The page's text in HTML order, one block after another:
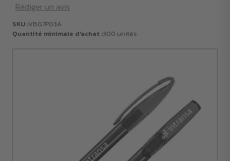
Rédiger un avis
SKU :VBG7P03A
Quantité minimale d'achat :300 unités